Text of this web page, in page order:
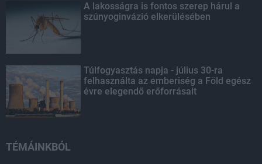
A lakosságra is fontos szerep hárul a
szúnyoginvázió elkerülésében
Túlfogyasztás napja - július 30-ra
felhasználta az emberiség a Föld egész
évre elegendő erőforrásait
TÉMÁINKBÓL